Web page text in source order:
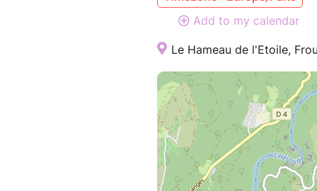
Add to my calendar
Le Hameau de l'Etoile,